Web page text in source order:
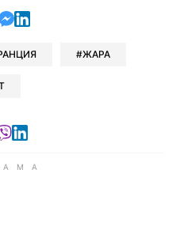
Telegram
в Facebook
в Xв Viber
в Whatsapp
отправить в Messenger
отправить в LinkedIn
ЖАРА
Telegram
в Facebook
в X в Google news
Читайте в Viber
Читайте в LinkedIn